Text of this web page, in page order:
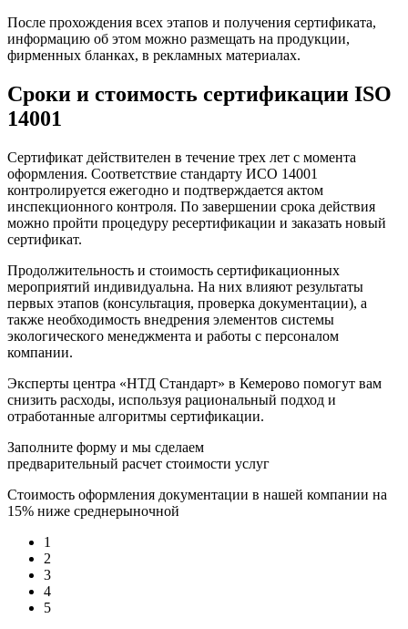
После прохождения всех этапов и получения сертификата,
информацию об этом можно размещать на продукции,
фирменных бланках, в рекламных материалах.
Сроки и стоимость сертификации ISO
14001
Сертификат действителен в течение трех лет с момента
оформления. Соответствие стандарту ИСО 14001
контролируется ежегодно и подтверждается актом
инспекционного контроля. По завершении срока действия
можно пройти процедуру ресертификации и заказать новый
сертификат.
Продолжительность и стоимость сертификационных
мероприятий индивидуальна. На них влияют результаты
первых этапов (консультация, проверка документации), а
также необходимость внедрения элементов системы
экологического менеджмента и работы с персоналом
компании.
Эксперты центра «НТД Стандарт» в Кемерово помогут вам
снизить расходы, используя рациональный подход и
отработанные алгоритмы сертификации.
Заполните форму и мы сделаем
предварительный расчет стоимости услуг
Стоимость оформления документации в нашей компании на
15% ниже среднерыночной
1
2
3
4
5